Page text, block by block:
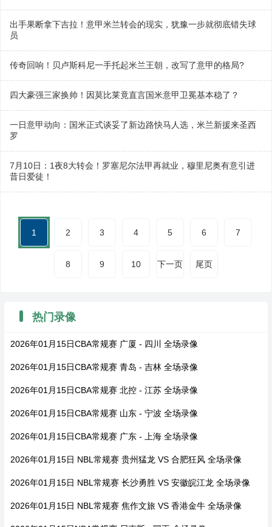
出手果断拿下吉拉！意甲米兰转会的现实，犹豫一步就彻底错失球
员
传奇回响！贝卢斯科尼一手托起米兰王朝，改写了意甲的格局?
四大豪强三家换帅！因莫比莱竟直言国米意甲卫冕基本稳了？
一日意甲动向：国米正式谈妥了新边路快马人选，米兰新援来圣西
罗
7月10日：1夜8大转会！罗塞尼尔法甲再就业，穆里尼奥有意引进
昔日爱徒！
1 2 3 4 5 6 7
8 9 10 下一页 尾页
热门录像
2026年01月15日CBA常规赛 广厦 - 四川 全场录像
2026年01月15日CBA常规赛 青岛 - 吉林 全场录像
2026年01月15日CBA常规赛 北控 - 江苏 全场录像
2026年01月15日CBA常规赛 山东 - 宁波 全场录像
2026年01月15日CBA常规赛 广东 - 上海 全场录像
2026年01月15日 NBL常规赛 贵州猛龙 VS 合肥狂风 全场录像
2026年01月15日 NBL常规赛 长沙勇胜 VS 安徽皖江龙 全场录像
2026年01月15日 NBL常规赛 焦作文旅 VS 香港金牛 全场录像